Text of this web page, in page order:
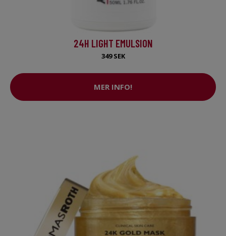
24H LIGHT EMULSION
349 SEK
MER INFO!